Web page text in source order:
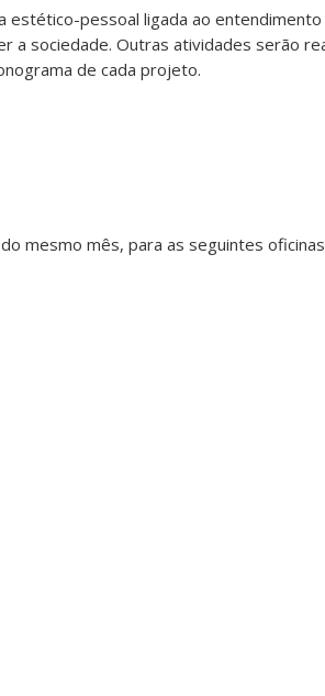
estético-pessoal ligada ao
a sociedade. Outras atividades serão
de cada projeto.
mesmo mês, para as seguintes